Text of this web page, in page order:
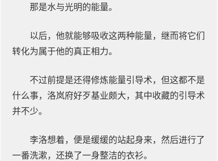
那是水与光明的能量。
以后，他就能够吸收这两种能量，继而将它们
转化为属于他的真正相力。
不过前提是还得修炼能量引导术，但这都不是
什么事，洛岚府好歹基业颇大，其中收藏的引导术
并不少。
李洛想着，便是缓缓的站起身来，然后进行了
一番洗漱，还换了一身整洁的衣衫。